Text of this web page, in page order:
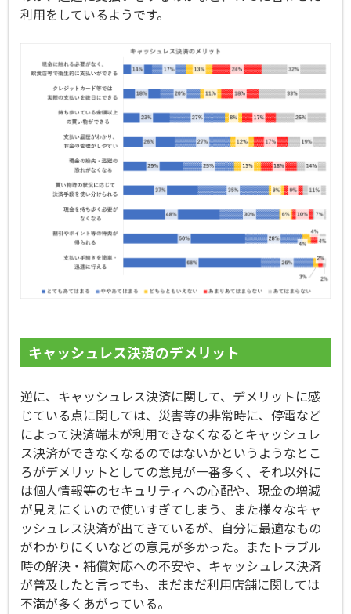
利用をしているようです。
キャッシュレス決済のデメリット
逆に、キャッシュレス決済に関して、デメリットに感
じている点に関しては、災害等の非常時に、停電など
によって決済端末が利用できなくなるとキャッシュレ
ス決済ができなくなるのではないかというようなとこ
ろがデメリットとしての意見が一番多く、それ以外に
は個人情報等のセキュリティへの心配や、現金の増減
が見えにくいので使いすぎてしまう、また様々なキャ
ッシュレス決済が出てきているが、自分に最適なもの
がわかりにくいなどの意見が多かった。またトラブル
時の解決・補償対応への不安や、キャッシュレス決済
が普及したと言っても、まだまだ利用店舗に関しては
不満が多くあがっている。